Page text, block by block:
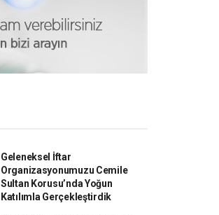
Geleneksel İftar
Organizasyonumuzu Cemile
Sultan Korusu’nda Yoğun
Katılımla Gerçekleştirdik